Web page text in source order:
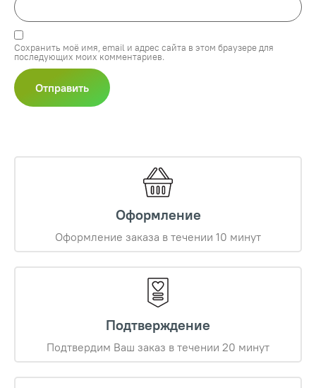
Сохранить моё имя, email и адрес сайта в этом браузере для
последующих моих комментариев.
Оформление
Оформление заказа в течении 10 минут
Подтверждение
Подтвердим Ваш заказ в течении 20 минут